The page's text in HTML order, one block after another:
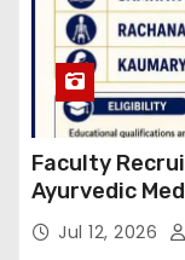
Faculty
Ayurvedic
Road ,Siwan
Jul 12, 2026